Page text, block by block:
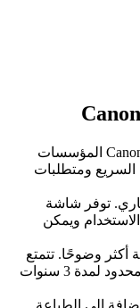
لمؤسسات
السريع ومتطلبات
توفر شاشة
سهلة الاستخدام ويمكن
أكثر وضوحًا. تتمتع
طابعة Canon i SENSYS MF455dw بضمان محدود لمدة 3 سنوات
بالإضافة إلى الطباعة